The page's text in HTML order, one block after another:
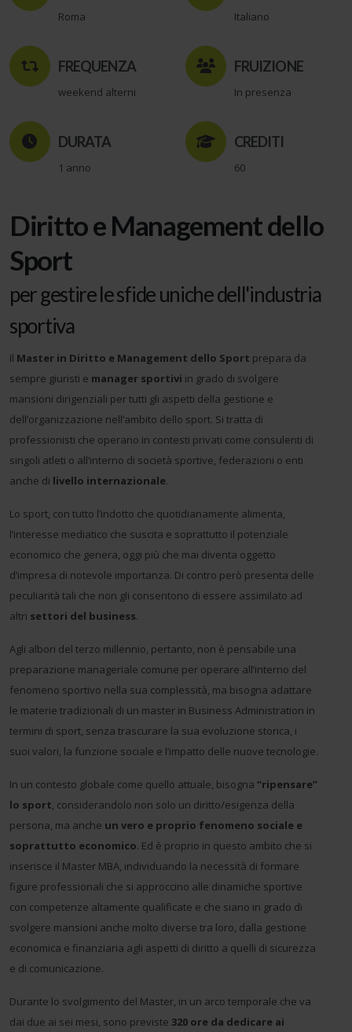
Roma Italiano
FREQUENZA
weekend alterni
FRUIZIONE
In presenza
DURATA
1 anno
CREDITI
60
Diritto e Management dello
Sport
per gestire le sfide uniche dell'industria
sportiva
Il Master in Diritto e Management dello Sport prepara da
sempre giuristi e manager sportivi in grado di svolgere
mansioni dirigenziali per tutti gli aspetti della gestione e
dell’organizzazione nell’ambito dello sport. Si tratta di
professionisti che operano in contesti privati come consulenti di
singoli atleti o all’interno di società sportive, federazioni o enti
anche di livello internazionale.
Lo sport, con tutto l’indotto che quotidianamente alimenta,
l’interesse mediatico che suscita e soprattutto il potenziale
economico che genera, oggi più che mai diventa oggetto
d’impresa di notevole importanza. Di contro però presenta delle
peculiarità tali che non gli consentono di essere assimilato ad
altri settori del business.
Agli albori del terzo millennio, pertanto, non è pensabile una
preparazione manageriale comune per operare all’interno del
fenomeno sportivo nella sua complessità, ma bisogna adattare
le materie tradizionali di un master in Business Administration in
termini di sport, senza trascurare la sua evoluzione storica, i
suoi valori, la funzione sociale e l’impatto delle nuove tecnologie.
In un contesto globale come quello attuale, bisogna “ripensare”
lo sport, considerandolo non solo un diritto/esigenza della
persona, ma anche un vero e proprio fenomeno sociale e
soprattutto economico. Ed è proprio in questo ambito che si
inserisce il Master MBA, individuando la necessità di formare
figure professionali che si approccino alle dinamiche sportive
con competenze altamente qualificate e che siano in grado di
svolgere mansioni anche molto diverse tra loro, dalla gestione
economica e finanziaria agli aspetti di diritto a quelli di sicurezza
e di comunicazione.
Durante lo svolgimento del Master, in un arco temporale che va
dai due ai sei mesi, sono previste 320 ore da dedicare ai